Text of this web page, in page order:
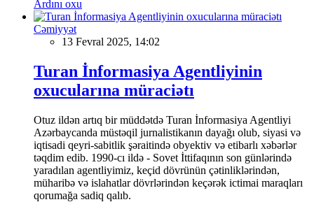
Ardını oxu
Cəmiyyət
13 Fevral 2025, 14:02
Turan İnformasiya Agentliyinin
oxucularına müraciətı
Otuz ildən artıq bir müddətdə Turan İnformasiya Agentliyi
Azərbaycanda müstəqil jurnalistikanın dayağı olub, siyasi və
iqtisadi qeyri-sabitlik şəraitində obyektiv və etibarlı xəbərlər
təqdim edib. 1990-cı ildə - Sovet İttifaqının son günlərində
yaradılan agentliyimiz, keçid dövrünün çətinliklərindən,
müharibə və islahatlar dövrlərindən keçərək ictimai maraqları
qorumağa sadiq qalıb.